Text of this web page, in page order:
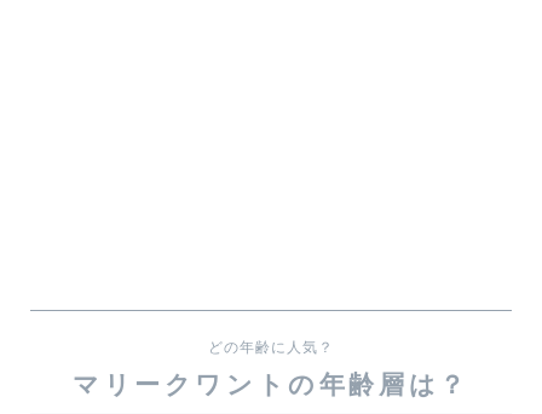
どの年齢に人気？
マリークワントの年齢層は？